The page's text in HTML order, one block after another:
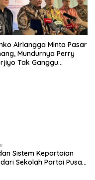
Airlangga Minta Pasar
Mundurnya Perry
Tak Ganggu
Sistem Kepartaian
Sekolah Partai Pusat